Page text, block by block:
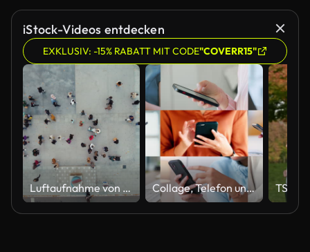
iStock-Videos entdecken
EXKLUSIV: -15% RABATT MIT CODE"COVERR15"
Luftaufnahme von Fußgängern, die über Collage, Telefon und Hände zum Kommunizieren, Tippen und Netzwerken mit Internet, Technik und Netzwerk. Vielfalt, Smartphone und Menschen mit E-Mail, Chat und SMS für Konversation oder Konnektivität